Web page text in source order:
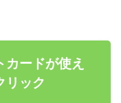
カードが使え
リック